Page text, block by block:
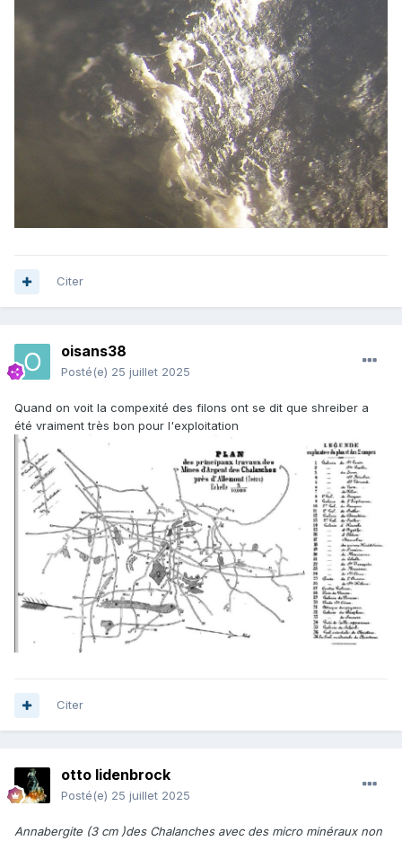
Citer
oisans38
Posté(e) 25 juillet 2025
Quand on voit la compexité des filons ont se dit que shreiber a
été vraiment très bon pour l'exploitation
Citer
otto lidenbrock
Posté(e) 25 juillet 2025
Annabergite (3 cm )des Chalanches avec des micro minéraux non